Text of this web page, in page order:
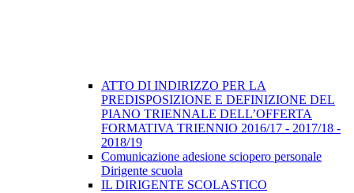
ATTO DI INDIRIZZO PER LA
PREDISPOSIZIONE E DEFINIZIONE DEL
PIANO TRIENNALE DELL’OFFERTA
FORMATIVA TRIENNIO 2016/17 - 2017/18 -
2018/19
Comunicazione adesione sciopero personale
Dirigente scuola
IL DIRIGENTE SCOLASTICO